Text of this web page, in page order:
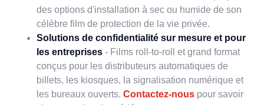
des options d'installation à sec ou humide de son
célèbre film de protection de la vie privée.
Solutions de confidentialité sur mesure et pour
les entreprises - Films roll-to-roll et grand format
conçus pour les distributeurs automatiques de
billets, les kiosques, la signalisation numérique et
les bureaux ouverts.Contactez-nous pour savoir